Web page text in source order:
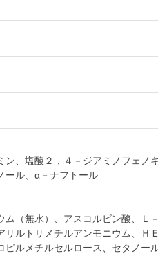
ン、塩酸２，４－ジアミノフェノ
ール、α－ナフトール
ム（無水）、アスコルビン酸、Ｌ
リルトリメチルアンモニウム、Ｈ
ピルメチルセルロース、セタノー